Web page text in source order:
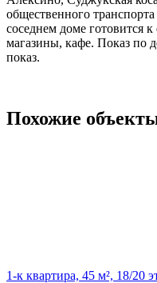
общественного
соседнем доме готовится
магазины, кафе. Показ по
показ.
Похожие
1-к квартира, 45 м², 18/20